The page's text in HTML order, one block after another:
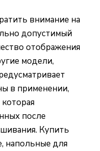
внимание на
допустимый
отображения
модели,
в применении,
после
Купить
напольные для